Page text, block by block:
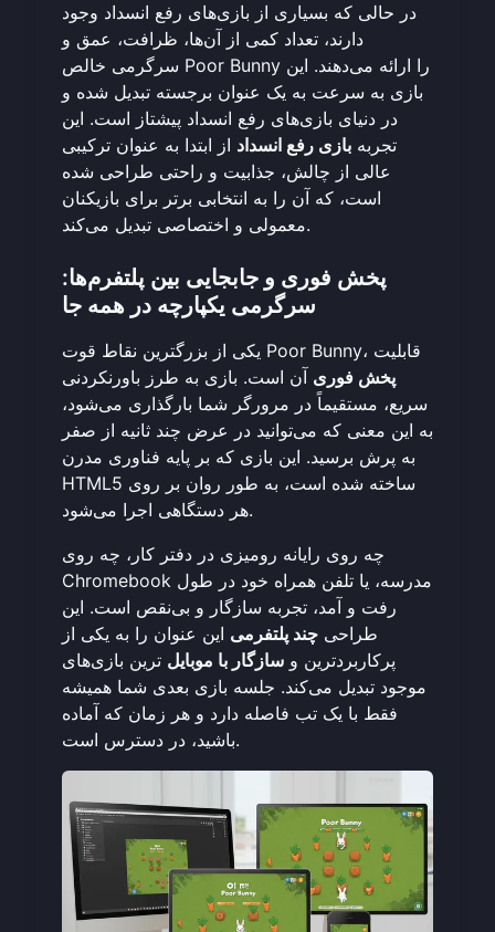
در حالی که بسیاری از بازی‌های رفع انسداد وجود
دارند، تعداد کمی از آن‌ها، ظرافت، عمق و
سرگرمی خالص Poor Bunny را ارائه می‌دهند. این
بازی به سرعت به یک عنوان برجسته تبدیل شده و
در دنیای بازی‌های رفع انسداد پیشتاز است. این
تجربه بازی رفع انسداد از ابتدا به عنوان ترکیبی
عالی از چالش، جذابیت و راحتی طراحی شده
است، که آن را به انتخابی برتر برای بازیکنان
معمولی و اختصاصی تبدیل می‌کند.
پخش فوری و جابجایی بین پلتفرم‌ها:
سرگرمی یکپارچه در همه جا
یکی از بزرگترین نقاط قوت Poor Bunny، قابلیت
پخش فوری آن است. بازی به طرز باورنکردنی
سریع، مستقیماً در مرورگر شما بارگذاری می‌شود،
به این معنی که می‌توانید در عرض چند ثانیه از صفر
به پرش برسید. این بازی که بر پایه فناوری مدرن
HTML5 ساخته شده است، به طور روان بر روی
هر دستگاهی اجرا می‌شود.
چه روی رایانه رومیزی در دفتر کار، چه روی
Chromebook مدرسه، یا تلفن همراه خود در طول
رفت و آمد، تجربه سازگار و بی‌نقص است. این
طراحی چند پلتفرمی این عنوان را به یکی از
پرکاربردترین و سازگار با موبایل ترین بازی‌های
موجود تبدیل می‌کند. جلسه بازی بعدی شما همیشه
فقط با یک تب فاصله دارد و هر زمان که آماده
باشید، در دسترس است.